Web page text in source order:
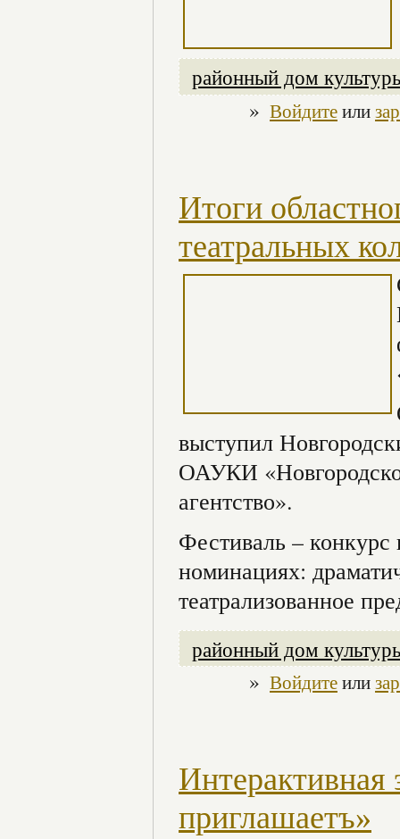
районный дом
» Войдитеили
Итоги
театральных
выступил
ОАУКИ
агентство».
Фестиваль –
номинациях:
театрализованное
районный дом
» Войдитеили
Интерактивная
приглашаетъ»